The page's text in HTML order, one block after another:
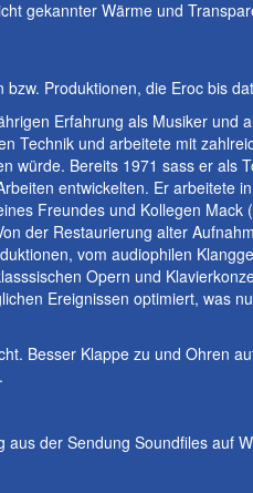
gekannter Wärme und
Produktionen, die Eroc bis
Erfahrung als Musiker und
Technik und arbeitete mit
würde. Bereits 1971 sass er als
entwickelten. Er arbeitete
Freundes und Kollegen Mack
der Restaurierung alter
vom audiophilen
Opern und
Ereignissen optimiert, was
Besser Klappe zu und Ohren
der Sendung Soundfiles auf